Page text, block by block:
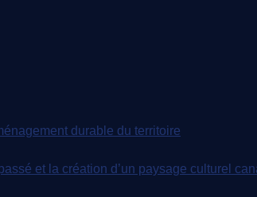
durable du territoire
et la création d’un paysage culturel